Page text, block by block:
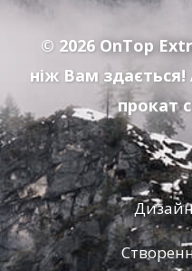
© 2026 OnTop
ніж Вам
прокат